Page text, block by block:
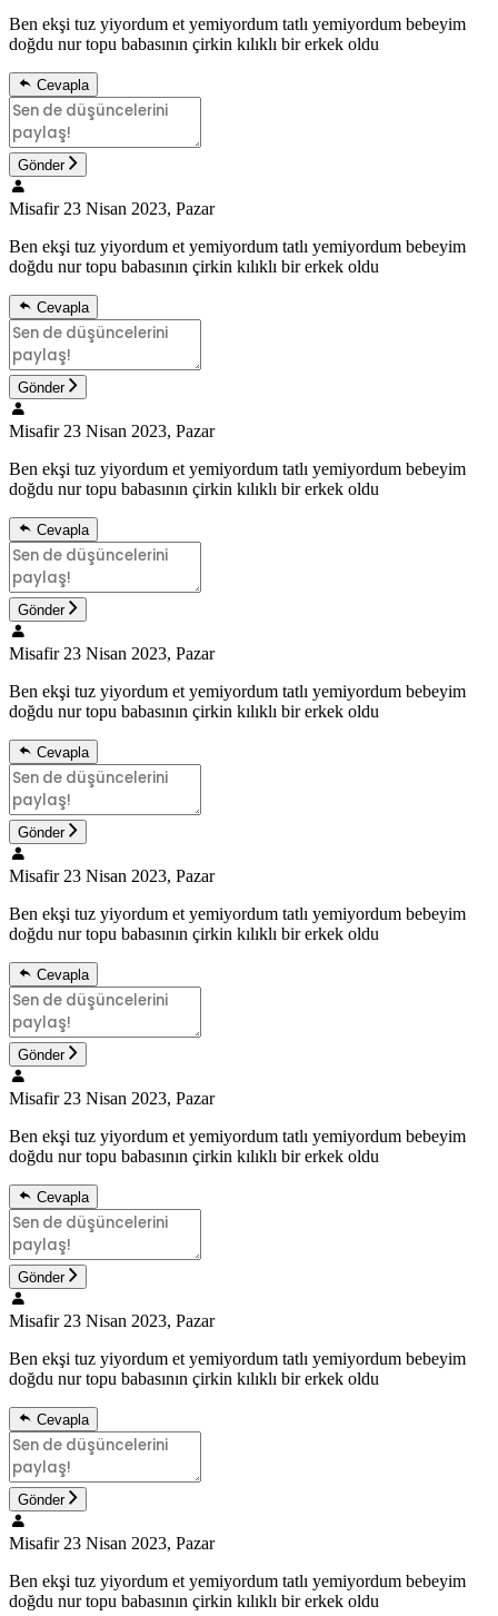
Ben ekşi tuz yiyordum et yemiyordum tatlı yemiyordum bebeyim
doğdu nur topu babasının çirkin kılıklı bir erkek oldu
Cevapla
Gönder
Misafir 23 Nisan 2023, Pazar
Ben ekşi tuz yiyordum et yemiyordum tatlı yemiyordum bebeyim
doğdu nur topu babasının çirkin kılıklı bir erkek oldu
Cevapla
Gönder
Misafir 23 Nisan 2023, Pazar
Ben ekşi tuz yiyordum et yemiyordum tatlı yemiyordum bebeyim
doğdu nur topu babasının çirkin kılıklı bir erkek oldu
Cevapla
Gönder
Misafir 23 Nisan 2023, Pazar
Ben ekşi tuz yiyordum et yemiyordum tatlı yemiyordum bebeyim
doğdu nur topu babasının çirkin kılıklı bir erkek oldu
Cevapla
Gönder
Misafir 23 Nisan 2023, Pazar
Ben ekşi tuz yiyordum et yemiyordum tatlı yemiyordum bebeyim
doğdu nur topu babasının çirkin kılıklı bir erkek oldu
Cevapla
Gönder
Misafir 23 Nisan 2023, Pazar
Ben ekşi tuz yiyordum et yemiyordum tatlı yemiyordum bebeyim
doğdu nur topu babasının çirkin kılıklı bir erkek oldu
Cevapla
Gönder
Misafir 23 Nisan 2023, Pazar
Ben ekşi tuz yiyordum et yemiyordum tatlı yemiyordum bebeyim
doğdu nur topu babasının çirkin kılıklı bir erkek oldu
Cevapla
Gönder
Misafir 23 Nisan 2023, Pazar
Ben ekşi tuz yiyordum et yemiyordum tatlı yemiyordum bebeyim
doğdu nur topu babasının çirkin kılıklı bir erkek oldu